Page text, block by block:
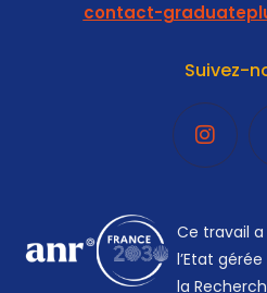
contact-
Suivez-
Ce travail
l’Etat
la